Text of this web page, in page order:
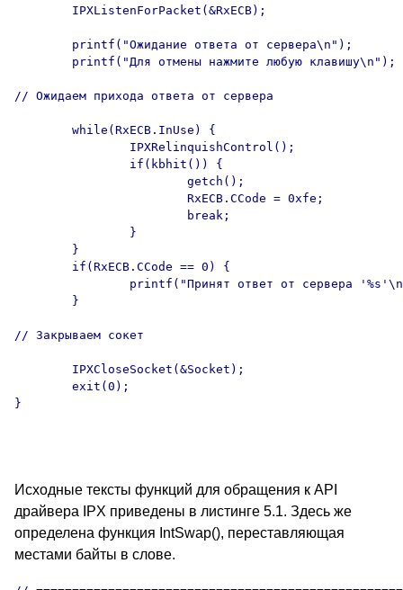
        IPXListenForPacket(&RxECB);
        printf("Ожидание ответа от сервера\n");
        printf("Для отмены нажмите любую клавишу\n");
// Ожидаем прихода ответа от сервера
        while(RxECB.InUse) {
                IPXRelinquishControl();
                if(kbhit()) {
                        getch();
                        RxECB.CCode = 0xfe;
                        break;
                }
        }
        if(RxECB.CCode == 0) {
printf("Принят ответ от сервера
        }
// Закрываем сокет
        IPXCloseSocket(&Socket);
        exit(0);
}
Исходные тексты функций для обращения к API
драйвера IPX приведены в листинге 5.1. Здесь же
определена функция IntSwap(), переставляющая
местами байты в слове.